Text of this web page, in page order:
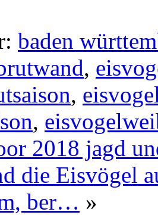
baden
,
,
,
2018 jagd
die Eisvögel
ber… »